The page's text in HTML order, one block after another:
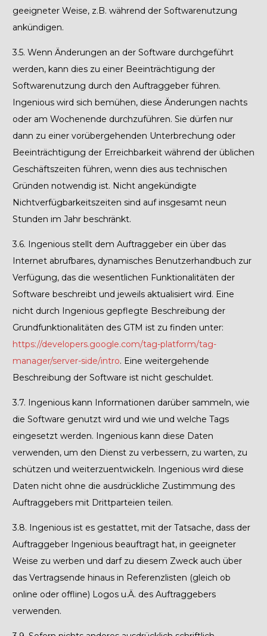
geeigneter Weise, z.B. während der Softwarenutzung
ankündigen.
3.5. Wenn Änderungen an der Software durchgeführt
werden, kann dies zu einer Beeinträchtigung der
Softwarenutzung durch den Auftraggeber führen.
Ingenious wird sich bemühen, diese Änderungen nachts
oder am Wochenende durchzuführen. Sie dürfen nur
dann zu einer vorübergehenden Unterbrechung oder
Beeinträchtigung der Erreichbarkeit während der üblichen
Geschäftszeiten führen, wenn dies aus technischen
Gründen notwendig ist. Nicht angekündigte
Nichtverfügbarkeitszeiten sind auf insgesamt neun
Stunden im Jahr beschränkt.
3.6. Ingenious stellt dem Auftraggeber ein über das
Internet abrufbares, dynamisches Benutzerhandbuch zur
Verfügung, das die wesentlichen Funktionalitäten der
Software beschreibt und jeweils aktualisiert wird. Eine
nicht durch Ingenious gepflegte Beschreibung der
Grundfunktionalitäten des GTM ist zu finden unter:
https://developers.google.com/tag-platform/tag-
manager/server-side/intro. Eine weitergehende
Beschreibung der Software ist nicht geschuldet.
3.7. Ingenious kann Informationen darüber sammeln, wie
die Software genutzt wird und wie und welche Tags
eingesetzt werden. Ingenious kann diese Daten
verwenden, um den Dienst zu verbessern, zu warten, zu
schützen und weiterzuentwickeln. Ingenious wird diese
Daten nicht ohne die ausdrückliche Zustimmung des
Auftraggebers mit Drittparteien teilen.
3.8. Ingenious ist es gestattet, mit der Tatsache, dass der
Auftraggeber Ingenious beauftragt hat, in geeigneter
Weise zu werben und darf zu diesem Zweck auch über
das Vertragsende hinaus in Referenzlisten (gleich ob
online oder offline) Logos u.Ä. des Auftraggebers
verwenden.